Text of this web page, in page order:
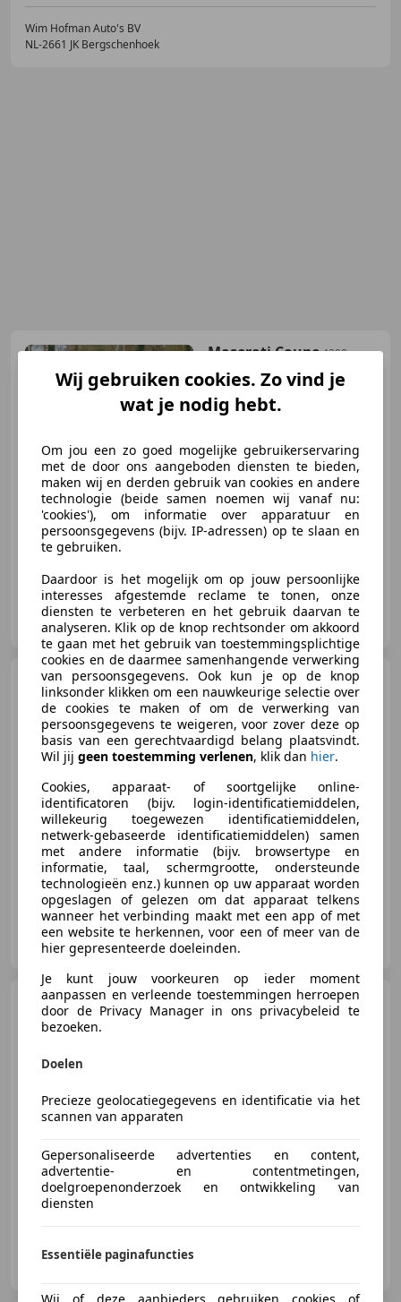
Wim Hofman Auto's BV
NL-2661 JK Bergschenhoek
Maserati Coupe4200
€ 24.900
03/2004 99.290 km Benzine 287 kW (390 PK)
Jacco de Boer Auto's
NL-1704 RB Heerhugowaard
Maserati Coupe
Sebring
3500 GTi Series I "Grigio
Montebello e Ner
01/1967 47.515 km Benzine -/-
Gallery Aaldering
NL-6971 AP BRUMMEN
Maserati Coupe 3500 GT
"Matching numbers" A
€ 169.500
01/1961 Benzine -/-
Gallery Aaldering
Wij gebruiken cookies. Zo vind je
wat je nodig hebt.
Om jou een zo goed mogelijke gebruikerservaring
met de door ons aangeboden diensten te bieden,
maken wij en derden gebruik van cookies en andere
technologie (beide samen noemen wij vanaf nu:
'cookies'), om informatie over apparatuur en
persoonsgegevens (bijv. IP-adressen) op te slaan en
te gebruiken.
Daardoor is het mogelijk om op jouw persoonlijke
interesses afgestemde reclame te tonen, onze
diensten te verbeteren en het gebruik daarvan te
analyseren. Klik op de knop rechtsonder om akkoord
te gaan met het gebruik van toestemmingsplichtige
cookies en de daarmee samenhangende verwerking
van persoonsgegevens. Ook kun je op de knop
linksonder klikken om een nauwkeurige selectie over
de cookies te maken of om de verwerking van
persoonsgegevens te weigeren, voor zover deze op
basis van een gerechtvaardigd belang plaatsvindt.
Wil jij geen toestemming verlenen, klik dan hier.
Cookies, apparaat- of soortgelijke online-
identificatoren (bijv. login-identificatiemiddelen,
willekeurig toegewezen identificatiemiddelen,
netwerk-gebaseerde identificatiemiddelen) samen
met andere informatie (bijv. browsertype en
informatie, taal, schermgrootte, ondersteunde
technologieën enz.) kunnen op uw apparaat worden
opgeslagen of gelezen om dat apparaat telkens
wanneer het verbinding maakt met een app of met
een website te herkennen, voor een of meer van de
hier gepresenteerde doeleinden.
Je kunt jouw voorkeuren op ieder moment
aanpassen en verleende toestemmingen herroepen
door de Privacy Manager in ons privacybeleid te
bezoeken.
Doelen
Precieze geolocatiegegevens en identificatie via het
scannen van apparaten
Gepersonaliseerde advertenties en content,
advertentie- en contentmetingen,
doelgroepenonderzoek en ontwikkeling van
diensten
Essentiële paginafuncties